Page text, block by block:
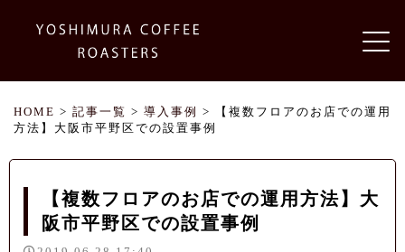
HOME > 記事一覧 > 導入事例
> 【複数フロアのお店での運用
方法】大阪市平野区での設置事例
【複数フロアのお店での運用方法】大
阪市平野区での設置事例